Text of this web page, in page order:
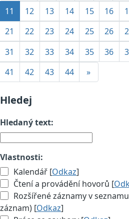
11
12 13 14 15 16
21
22 23 24 25 26
31
32 33 34 35 36
41
42 43 44 »
Hledej
Hledaný text:
Vlastnosti:
Kalendář [Odkaz]
Čtení a provádění hovorů [
Rozšířené záznamy v
záznam) [Odkaz]